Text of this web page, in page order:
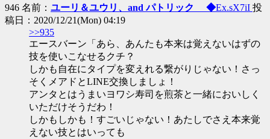
946 名前： ユーリ＆ユウリ、and パトリック ◆Ex.sX7iI 投
稿日：2020/12/21(Mon) 04:19
>>935
エースバーン「あら、あんたも本来は覚えないはずの
技を使いこなせるクチ？
しかも自在にタイプを変えれる繋がりじゃない！さっ
そくメアドとLINE交換しましょ！
アンタとはうまいヨワシ寿司を煎茶と一緒においしく
いただけそうだわ！
しかもしかも！すごいじゃない！あたしでさえ本来覚
えない技とはいっても